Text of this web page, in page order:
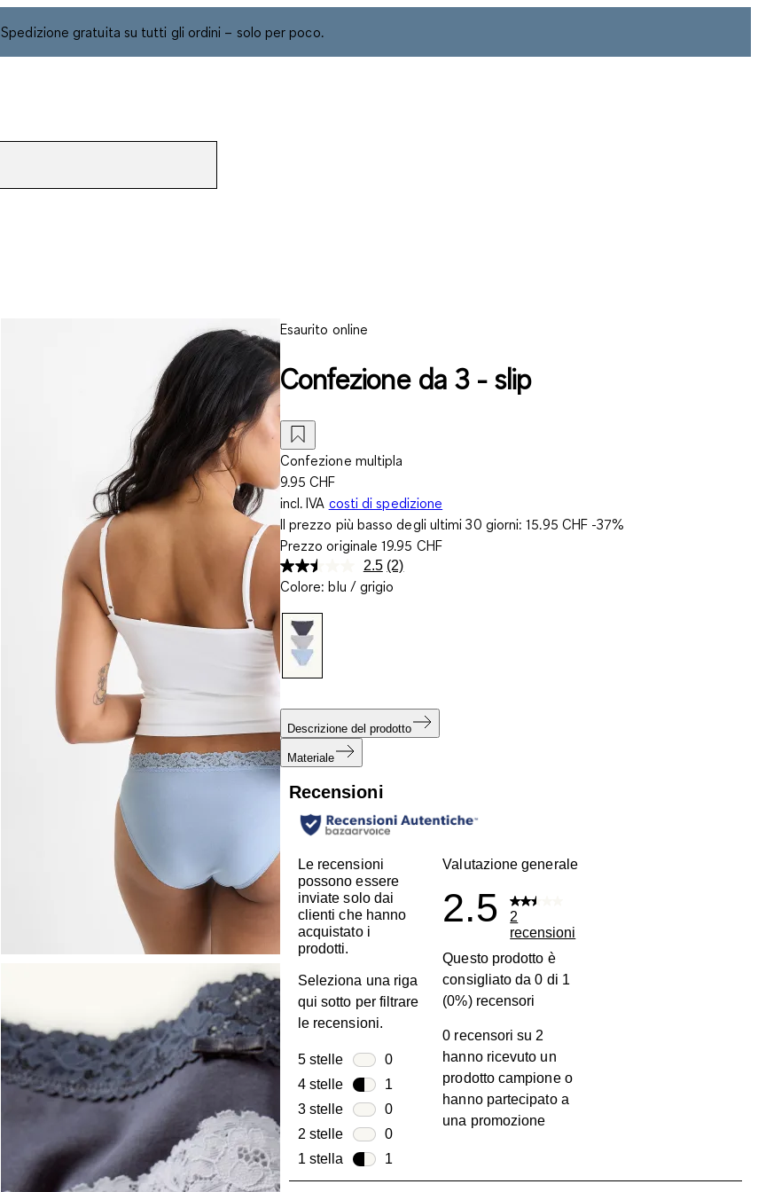
Spedizione gratuita su tutti gli ordini – solo per poco.
Esaurito online
Confezione da 3 - slip
Confezione multipla
9.95 CHF
incl. IVA costi di spedizione
Il prezzo più basso degli ultimi 30 giorni:15.95 CHF -37%
Prezzo originale19.95 CHF
2.5 Leggi
2
(2)
Colore: blu / grigio
Descrizione del prodotto
Materiale
Recensioni
Le recensioni
possono essere
inviate solo dai
clienti che hanno
acquistato i
prodotti.
Seleziona una riga
qui sotto per filtrare
le recensioni.
5 stelle stelle 0
0 recensioni con 5 stelle.
4 stelle stelle
1
1 recensione con 4 stelle.
3 stelle stelle 0
0 recensioni con 3 stelle.
2 stelle stelle 0
0 recensioni con 2 stelle.
1 stella stelle
1
1 recensione con 1 stella.
Valutazione generale
2.5
2
recensioni
Questo prodotto è
consigliato da 0 di 1
(0%) recensori
0 recensori su 2
hanno ricevuto un
prodotto campione o
hanno partecipato a
una promozione